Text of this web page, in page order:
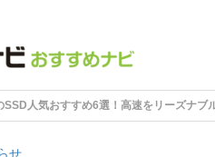
SSD人気おすすめ6選！高速をリーズナブ
せ